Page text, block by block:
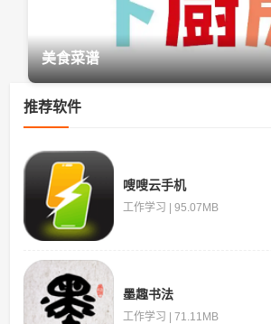
美食菜谱
推荐软件
嗖嗖云手机
工作学习 | 95.07MB
墨趣书法
工作学习 | 71.11MB